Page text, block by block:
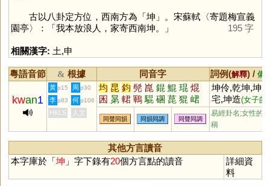
古以八卦定方位，西南方為「坤 」。宋蘇軾〈寄題梅宣義
園亭〉：「我本放浪人，家寄西南坤。」
195 字
相關漢字: 土,申
粵語音節 & 根據 同音字 詞例(解釋) / 備
kwan1
黃 p15 周 p30 均 昆 鈞 髡 崑 錕 鯤 琨 焜
囷 晜 輑 鶤 騉 碅 菎 猑 峮
坤伶,乾坤,坤
宅,坤造(女子的
八字)
李 p83 何 p106
HKLS 人文
同聲同韻 同韻同調 同聲同調
易經卦名;女性的
稱
其他方言讀音
本字庫於「坤 」字下錄有20個方言點的讀音
詳細資
料